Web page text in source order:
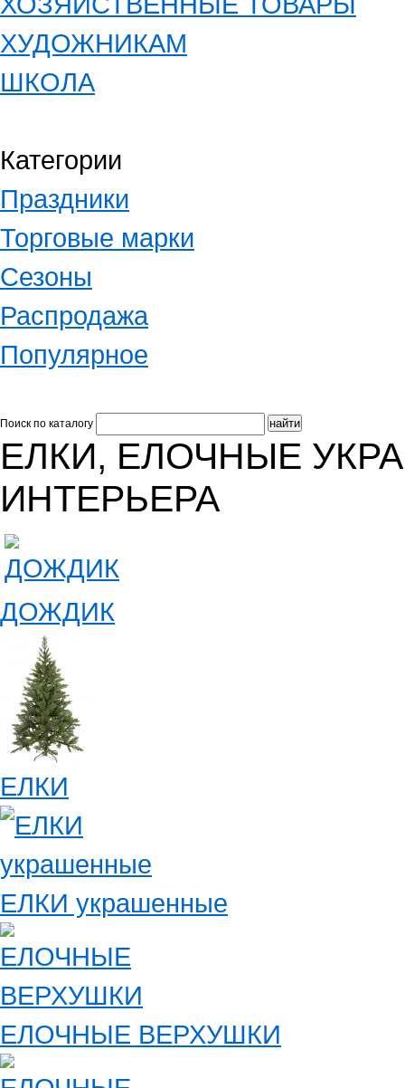
ХУДОЖНИКАМ
ШКОЛА
Категории
Праздники
Торговые марки
Сезоны
Распродажа
Популярное
Поиск по каталогу
ЕЛКИ, ЕЛОЧНЫЕ
ИНТЕРЬЕРА
ДОЖДИК
ЕЛКИ
ЕЛКИ украшенные
ЕЛОЧНЫЕ ВЕРХУШКИ